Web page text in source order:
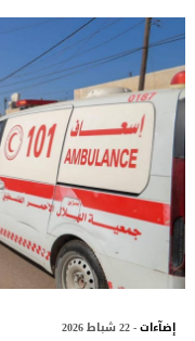
إضآءات- 22 شباط 2026